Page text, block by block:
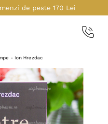
de peste 170 Lei
- Ion Hrezdac